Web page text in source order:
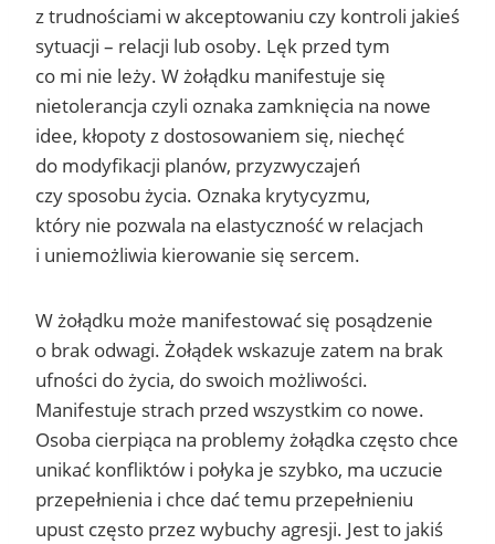
z trudnościami w akceptowaniu czy kontroli jakieś
sytuacji – relacji lub osoby. Lęk przed tym
co mi nie leży. W żołądku manifestuje się
nietolerancja czyli oznaka zamknięcia na nowe
idee, kłopoty z dostosowaniem się, niechęć
do modyfikacji planów, przyzwyczajeń
czy sposobu życia. Oznaka krytycyzmu,
który nie pozwala na elastyczność w relacjach
i uniemożliwia kierowanie się sercem.
W żołądku może manifestować się posądzenie
o brak odwagi. Żołądek wskazuje zatem na brak
ufności do życia, do swoich możliwości.
Manifestuje strach przed wszystkim co nowe.
Osoba cierpiąca na problemy żołądka często chce
unikać konfliktów i połyka je szybko, ma uczucie
przepełnienia i chce dać temu przepełnieniu
upust często przez wybuchy agresji. Jest to jakiś